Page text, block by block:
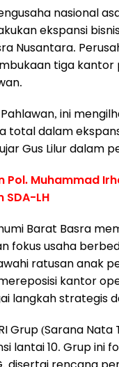
nasional
ekspansi
Nusantara.
tiga
ini
total dalam
Gus Lilur dalam
Pol. Muhammad
SDA-LH
Barat Basra
fokus usaha
ratusan anak
kantor
langkah strategis
Grup (Sarana
lantai 10. Grup